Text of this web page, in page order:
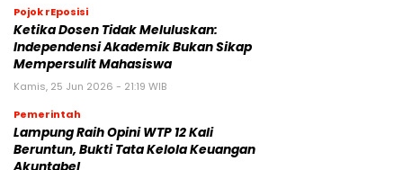
Pojok rEposisi
Ketika Dosen Tidak Meluluskan:
Independensi Akademik Bukan Sikap
Mempersulit Mahasiswa
Kamis, 25 Jun 2026 - 21:19 WIB
Pemerintah
Lampung Raih Opini WTP 12 Kali
Beruntun, Bukti Tata Kelola Keuangan